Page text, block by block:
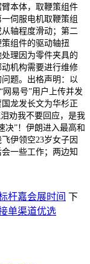
臂本体，取鞭策组件
伺服电机取鞭策组
轴程度滑动；第二
组件的驱动轴扭
理因为零件夹具的
机构需要进行维修
题。出格声明：以
网易号”用户上传并发
龙发长文为华杉正
劝我不要回应，是我
决”！伊朗进入最高和
伊领空23岁女子因
一些工作；两边知
杆嘉会展时间 下
单渠道优选